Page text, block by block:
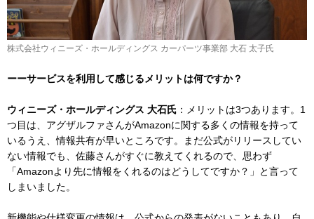
株式会社ウィニーズ・ホールディングス カーパーツ事業部 大石 太子氏
ーーサービスを利用して感じるメリットは何ですか？
ウィニーズ・ホールディングス 大石氏 ：メリットは3つあります。1
つ目は、アグザルファさんがAmazonに関する多くの情報を持って
いるうえ、情報共有が早いところです。まだ公式がリリースしてい
ない情報でも、佐藤さんがすぐに教えてくれるので、思わず
「Amazonより先に情報をくれるのはどうしてですか？」と言って
しまいました。